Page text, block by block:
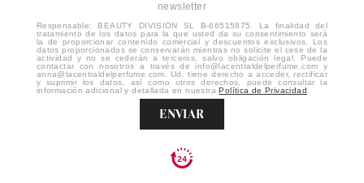
newsletter
Responsable: BEAUTY DIVISION SL B-66515875. La finalidad del
tratamiento de los datos para la que usted da su consentimiento será
la de proporcionar contenido comercial y descuentos exclusivos. Los
datos proporcionados se conservarán mientras no solicite el cese de la
actividad y no se cederán a terceros, salvo obligación legal. Puede
contactar con nosotros a través de info@lacentraldelperfume.com y
anna@lacentraldelperfume.com. Ud. tiene derecho a acceder, rectificar
y suprimir los datos, así como otros derechos, puede consultar la
información adicional y detallada en nuestraPolítica de Privacidad
ENVIAR